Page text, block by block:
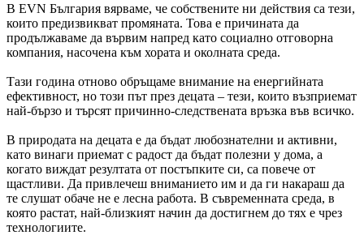
В EVN България вярваме, че собствените ни действия са тези,
които предизвикват промяната. Това е причината да
продължаваме да вървим напред като социално отговорна
компания, насочена към хората и околната среда.
Тази година отново обръщаме внимание на енергийната
ефективност, но този път през децата – тези, които възприемат
най-бързо и търсят причинно-следствената връзка във всичко.
В природата на децата е да бъдат любознателни и активни,
като винаги приемат с радост да бъдат полезни у дома, а
когато виждат резултата от постъпките си, са повече от
щастливи. Да привлечеш вниманието им и да ги накараш да
те слушат обаче не е лесна работа. В съвременната среда, в
която растат, най-близкият начин да достигнем до тях е чрез
технологиите.